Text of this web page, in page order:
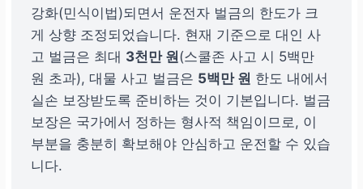
강화(민식이법)되면서 운전자 벌금의 한도가 크
게 상향 조정되었습니다. 현재 기준으로 대인 사
고 벌금은 최대 3천만 원(스쿨존 사고 시 5백만
원 초과), 대물 사고 벌금은 5백만 원 한도 내에서
실손 보장받도록 준비하는 것이 기본입니다. 벌금
보장은 국가에서 정하는 형사적 책임이므로, 이
부분을 충분히 확보해야 안심하고 운전할 수 있습
니다.